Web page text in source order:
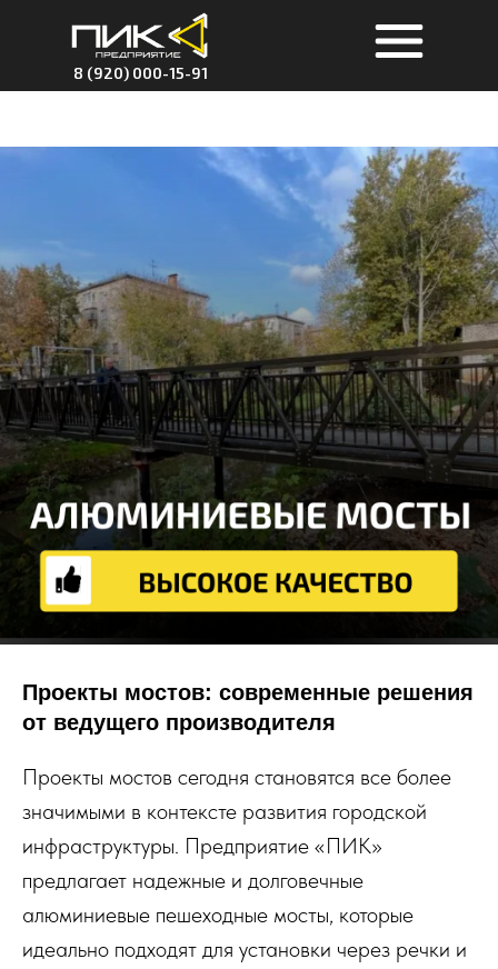
8 (920) 000-15-91
Проекты мостов: современные решения
от ведущего производителя
Проекты мостов сегодня становятся все более
значимыми в контексте развития городской
инфраструктуры. Предприятие «ПИК»
предлагает надежные и долговечные
алюминиевые пешеходные мосты, которые
идеально подходят для установки через речки и